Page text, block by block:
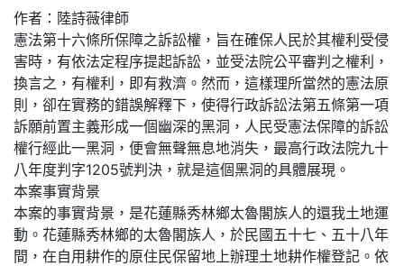
作者：陸詩薇律師
憲法第十六條所保障之訴訟權，旨在確保人民於其權利受侵
害時，有依法定程序提起訴訟，並受法院公平審判之權利，
換言之，有權利，即有救濟。然而，這樣理所當然的憲法原
則，卻在實務的錯誤解釋下，使得行政訴訟法第五條第一項
訴願前置主義形成一個幽深的黑洞，人民受憲法保障的訴訟
權行經此一黑洞，便會無聲無息地消失，最高行政法院九十
八年度判字1205號判決，就是這個黑洞的具體展現。
本案事實背景
本案的事實背景，是花蓮縣秀林鄉太魯閣族人的還我土地運
動。花蓮縣秀林鄉的太魯閣族人，於民國五十七、五十八年
間，在自用耕作的原住民保留地上辦理土地耕作權登記。依